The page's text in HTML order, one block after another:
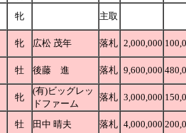
牝 主取
牝 広松 茂年 落札 2,000,000
牡 後藤 進 落札 9,600,000
牝
(有)ビッグレッ
ドファーム
落札 3,000,000
牡 田中 晴夫 落札 4,000,000